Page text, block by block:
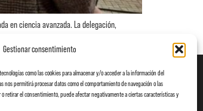
Gestionar consentimiento
como las cookies para almacenar y/o acceder a la información del
nos permitirá procesar datos como el comportamiento de navegación o las
retirar el consentimiento, puede afectar negativamente a ciertas características y
en ciencia avanzada. La delegación,